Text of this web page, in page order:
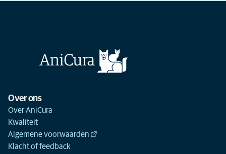
Over ons
Over AniCura
Kwaliteit
Algemene voorwaarden
Klacht of feedback